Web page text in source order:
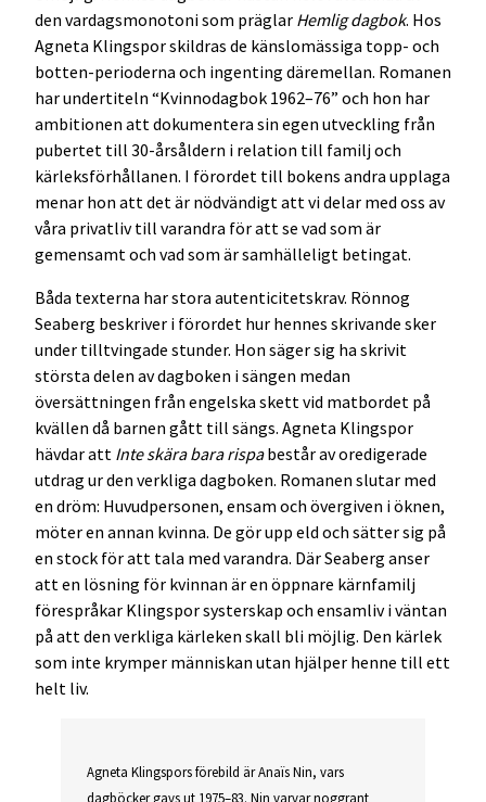
den vardagsmonotoni som präglar Hemlig dagbok. Hos
Agneta Klingspor skildras de känslomässiga topp- och
botten-perioderna och ingenting däremellan. Romanen
har undertiteln “Kvinnodagbok 1962–76” och hon har
ambitionen att dokumentera sin egen utveckling från
pubertet till 30-årsåldern i relation till familj och
kärleksförhållanen. I förordet till bokens andra upplaga
menar hon att det är nödvändigt att vi delar med oss av
våra privatliv till varandra för att se vad som är
gemensamt och vad som är samhälleligt betingat.
Båda texterna har stora autenticitetskrav. Rönnog
Seaberg beskriver i förordet hur hennes skrivande sker
under tilltvingade stunder. Hon säger sig ha skrivit
största delen av dagboken i sängen medan
översättningen från engelska skett vid matbordet på
kvällen då barnen gått till sängs. Agneta Klingspor
hävdar att Inte skära bara rispabestår av oredigerade
utdrag ur den verkliga dagboken. Romanen slutar med
en dröm: Huvudpersonen, ensam och övergiven i öknen,
möter en annan kvinna. De gör upp eld och sätter sig på
en stock för att tala med varandra. Där Seaberg anser
att en lösning för kvinnan är en öppnare kärnfamilj
förespråkar Klingspor systerskap och ensamliv i väntan
på att den verkliga kärleken skall bli möjlig. Den kärlek
som inte krymper människan utan hjälper henne till ett
helt liv.
Agneta Klingspors förebild är Anaïs Nin, vars
dagböcker gavs ut 1975–83. Nin varvar noggrant